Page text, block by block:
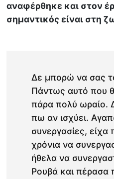
αναφέρθηκε και στον
σημαντικός είναι στη
Δε μπορώ να σας
Πάντως αυτό που
πάρα πολύ ωραίο.
πω αν ισχύει.
συνεργασίες,
χρόνια να
ήθελα να
Ρουβά και πέρασα